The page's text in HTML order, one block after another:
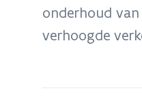
Wegen
onderhoud
verhoogde